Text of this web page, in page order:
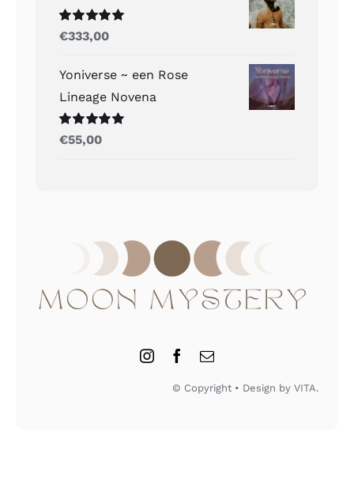
Gewaardeerd
uit 5
€333,00
Yoniverse ~ een Rose
Lineage Novena
Gewaardeerd
uit 5
€55,00
© Copyright • Design by VITA.